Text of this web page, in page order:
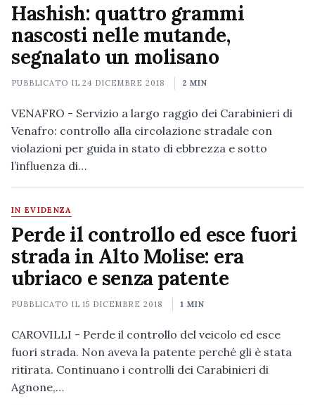
Hashish: quattro grammi
nascosti nelle mutande,
segnalato un molisano
PUBBLICATO IL24 DICEMBRE 2018 2 MIN
VENAFRO - Servizio a largo raggio dei Carabinieri di
Venafro: controllo alla circolazione stradale con
violazioni per guida in stato di ebbrezza e sotto
l’influenza di…
IN EVIDENZA
Perde il controllo ed esce fuori
strada in Alto Molise: era
ubriaco e senza patente
PUBBLICATO IL15 DICEMBRE 2018 1 MIN
CAROVILLI - Perde il controllo del veicolo ed esce
fuori strada. Non aveva la patente perché gli è stata
ritirata. Continuano i controlli dei Carabinieri di
Agnone,…